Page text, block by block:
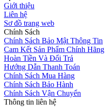
Giới thiệu
Liên hệ
Sơ đồ trang web
Chính Sách
Chính Sách Bảo Mật Thông Tin
Cam Kết Sản Phẩm Chính Hãng
Hoàn Tiền Và Đổi Trả
Hướng Dẫn Thanh Toán
Chính Sách Mua Hàng
Chính Sách Bảo Hành
Chính Sách Vận Chuyển
Thông tin liên hệ